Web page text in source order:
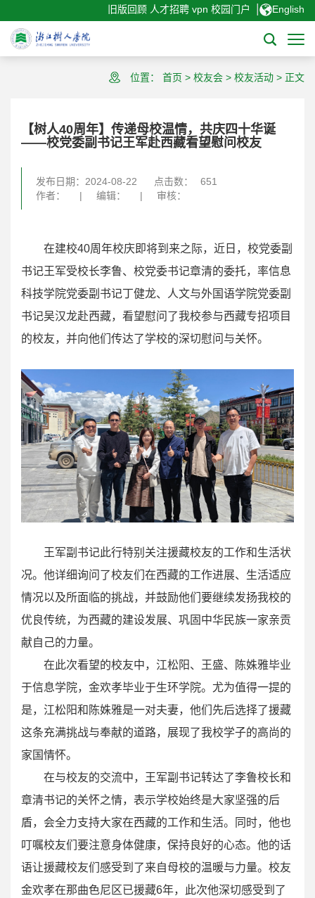
旧版回顾 人才招聘 vpn 校园门户 English
位置： 首页 > 校友会 > 校友活动 > 正文
【树人40周年】传递母校温情，共庆四十华诞
——校党委副书记王军赴西藏看望慰问校友
发布日期：2024-08-22 点击数：
651
作者：
| 编辑： | 审核：
在建校40周年校庆即将到来之际，近日，校党委副
书记王军受校长李鲁、校党委书记章清的委托，率信息
科技学院党委副书记丁健龙、人文与外国语学院党委副
书记吴汉龙赴西藏，看望慰问了我校参与西藏专招项目
的校友，并向他们传达了学校的深切慰问与关怀。
王军副书记此行特别关注援藏校友的工作和生活状
况。他详细询问了校友们在西藏的工作进展、生活适应
情况以及所面临的挑战，并鼓励他们要继续发扬我校的
优良传统，为西藏的建设发展、巩固中华民族一家亲贡
献自己的力量。
在此次看望的校友中，江松阳、王盛、陈姝雅毕业
于信息学院，金欢孝毕业于生环学院。尤为值得一提的
是，江松阳和陈姝雅是一对夫妻，他们先后选择了援藏
这条充满挑战与奉献的道路，展现了我校学子的高尚的
家国情怀。
在与校友的交流中，王军副书记转达了李鲁校长和
章清书记的关怀之情，表示学校始终是大家坚强的后
盾，会全力支持大家在西藏的工作和生活。同时，他也
叮嘱校友们要注意身体健康，保持良好的心态。他的话
语让援藏校友们感受到了来自母校的温暖与力量。校友
金欢孝在那曲色尼区已援藏6年，此次他深切感受到了